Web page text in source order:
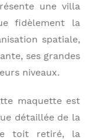
une villa
fidèlement la
spatiale,
ses grandes
niveaux.
maquette est
détaillée de la
toit retiré, la